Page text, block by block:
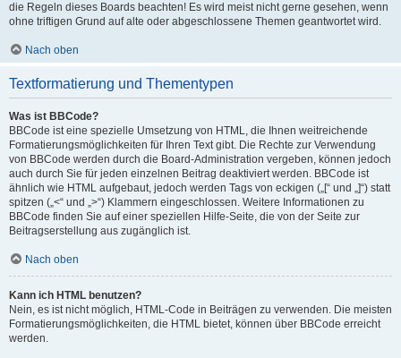
die Regeln dieses Boards beachten! Es wird meist nicht gerne gesehen, wenn
ohne triftigen Grund auf alte oder abgeschlossene Themen geantwortet wird.
Nach oben
Textformatierung und Thementypen
Was ist BBCode?
BBCode ist eine spezielle Umsetzung von HTML, die Ihnen weitreichende
Formatierungsmöglichkeiten für Ihren Text gibt. Die Rechte zur Verwendung
von BBCode werden durch die Board-Administration vergeben, können jedoch
auch durch Sie für jeden einzelnen Beitrag deaktiviert werden. BBCode ist
ähnlich wie HTML aufgebaut, jedoch werden Tags von eckigen („[“ und „]“) statt
spitzen („<“ und „>“) Klammern eingeschlossen. Weitere Informationen zu
BBCode finden Sie auf einer speziellen Hilfe-Seite, die von der Seite zur
Beitragserstellung aus zugänglich ist.
Nach oben
Kann ich HTML benutzen?
Nein, es ist nicht möglich, HTML-Code in Beiträgen zu verwenden. Die meisten
Formatierungsmöglichkeiten, die HTML bietet, können über BBCode erreicht
werden.